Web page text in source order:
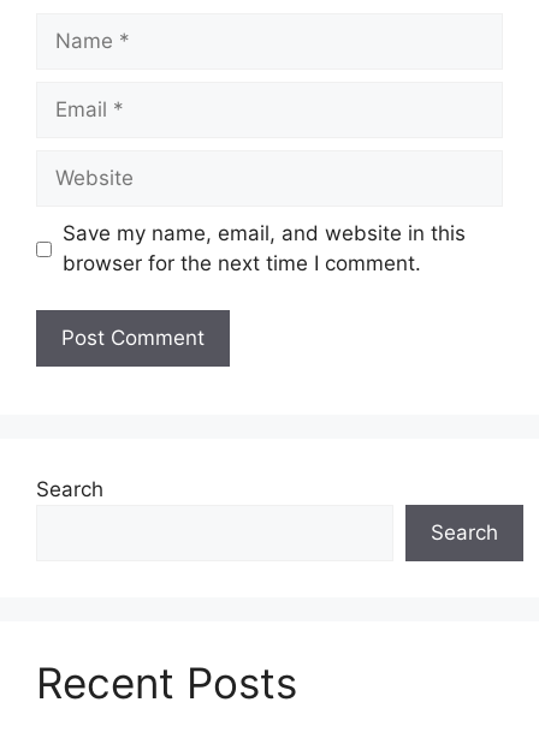
Name
Email
Website
Save my name, email, and website in this
browser for the next time I comment.
Search
Search
Recent Posts